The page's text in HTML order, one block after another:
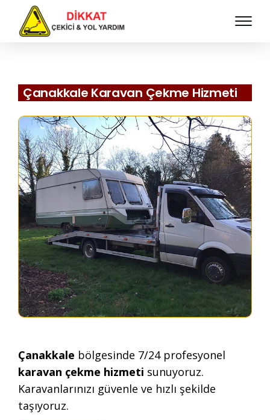
Çanakkale Karavan Çekme Hizmeti
Çanakkale bölgesinde 7/24 profesyonel
karavan çekme hizmeti sunuyoruz.
Karavanlarınızı güvenle ve hızlı şekilde
taşıyoruz.